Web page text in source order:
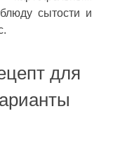
сытости и
для